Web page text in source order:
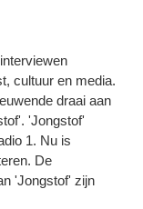
cultuur en media.
draai aan
'Jongstof'
1. Nu is
De
'Jongstof' zijn